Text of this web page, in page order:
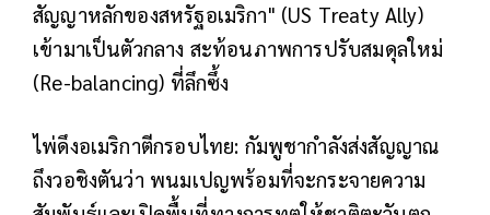
สัญญาหลักของสหรัฐอเมริกา" (US Treaty Ally)
เข้ามาเป็นตัวกลาง สะท้อนภาพการปรับสมดุลใหม่
(Re-balancing) ที่ลึกซึ้ง
ไพ่ดึงอเมริกาตีกรอบไทย: กัมพูชากำลังส่งสัญญาณ
ถึงวอชิงตันว่า พนมเปญพร้อมที่จะกระจายความ